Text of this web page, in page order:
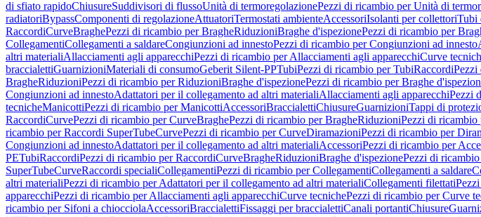
di sfiato rapidoChiusureSuddivisori di flussoUnità di termoregolazionePezzi di ricambio per Unità di
radiatoriBypassComponenti di regolazioneAttuatoriTermostati ambienteAccessoriIsolanti per collettoriTubi
RaccordiCurveBraghePezzi di ricambio per BragheRiduzioniBraghe d'ispezionePezzi di ricambio per
CollegamentiCollegamenti a saldareCongiunzioni ad innestoPezzi di ricambio per Congiunzioni ad innesto
altri materialiAllacciamenti agli apparecchiPezzi di ricambio per Allacciamenti agli apparecchiCurve
braccialettiGuarnizioniMateriali di consumoGeberit Silent-PPTubiPezzi di ricambio per TubiRaccordiPezzi
BragheRiduzioniPezzi di ricambio per RiduzioniBraghe d'ispezionePezzi di ricambio per Braghe
Congiunzioni ad innestoAdattatori per il collegamento ad altri materialiAllacciamenti agli apparecchiPezzi
tecnicheManicottiPezzi di ricambio per ManicottiAccessoriBraccialettiChiusureGuarnizioniTappi di
RaccordiCurvePezzi di ricambio per CurveBraghePezzi di ricambio per BragheRiduzioniPezzi di
ricambio per Raccordi SuperTubeCurvePezzi di ricambio per CurveDiramazioniPezzi di ricambio per
Congiunzioni ad innestoAdattatori per il collegamento ad altri materialiAccessoriPezzi di ricambio per
PETubiRaccordiPezzi di ricambio per RaccordiCurveBragheRiduzioniBraghe d'ispezionePezzi di
SuperTubeCurveRaccordi specialiCollegamentiPezzi di ricambio per CollegamentiCollegamenti a saldare
altri materialiPezzi di ricambio per Adattatori per il collegamento ad altri materialiCollegamenti filettati
apparecchiPezzi di ricambio per Allacciamenti agli apparecchiCurve tecnichePezzi di ricambio per Curve
ricambio per Sifoni a chiocciolaAccessoriBraccialettiFissaggi per braccialettiCanali portantiChiusure